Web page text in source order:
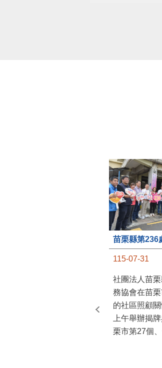
115-07-31
社團法人苗
務協會在苗
的社區照顧
上午舉辦揭
栗市第27個